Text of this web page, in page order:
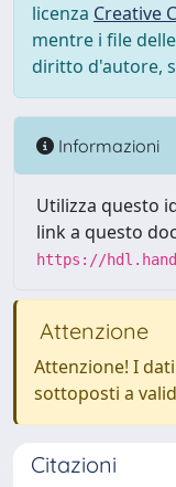
licenza Creative
mentre i file
diritto d'autore,
Informazioni
Utilizza questo
link a questo
https://
Attenzione
Attenzione! I
sottoposti a
Citazioni